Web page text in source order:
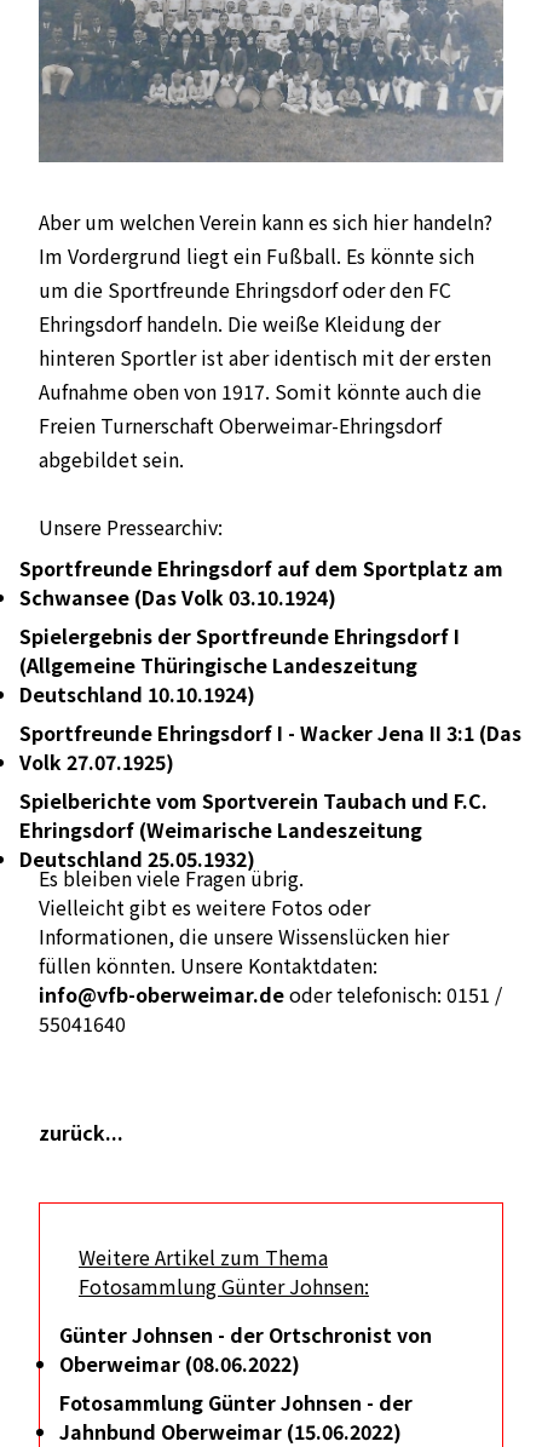
Aber um welchen Verein kann es sich hier handeln?
Im Vordergrund liegt ein Fußball. Es könnte sich
um die Sportfreunde Ehringsdorf oder den FC
Ehringsdorf handeln. Die weiße Kleidung der
hinteren Sportler ist aber identisch mit der ersten
Aufnahme oben von 1917. Somit könnte auch die
Freien Turnerschaft Oberweimar-Ehringsdorf
abgebildet sein.
Unsere Pressearchiv:
Sportfreunde Ehringsdorf auf dem Sportplatz am
Schwansee (Das Volk 03.10.1924)
Spielergebnis der Sportfreunde Ehringsdorf I
(Allgemeine Thüringische Landeszeitung
Deutschland 10.10.1924)
Sportfreunde Ehringsdorf I - Wacker Jena II 3:1 (Das
Volk 27.07.1925)
Spielberichte vom Sportverein Taubach und F.C.
Ehringsdorf (Weimarische Landeszeitung
Deutschland 25.05.1932)
Es bleiben viele Fragen übrig.
Vielleicht gibt es weitere Fotos oder
Informationen, die unsere Wissenslücken hier
füllen könnten. Unsere Kontaktdaten:
info@vfb-oberweimar.deoder telefonisch: 0151 /
55041640
zurück...
Weitere Artikel zum Thema
Fotosammlung Günter Johnsen:
Günter Johnsen - der Ortschronist von
Oberweimar (08.06.2022)
Fotosammlung Günter Johnsen - der
Jahnbund Oberweimar (15.06.2022)